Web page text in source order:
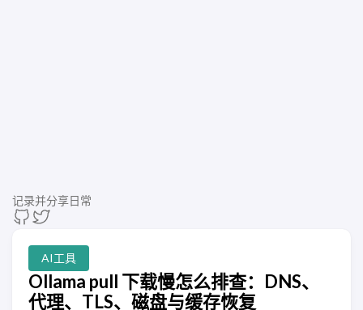
记录并分享日常
AI工具
Ollama pull 下载慢怎么排查：DNS、
代理、TLS、磁盘与缓存恢复